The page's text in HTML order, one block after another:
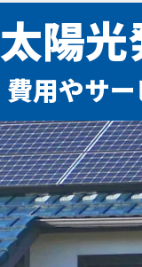
太陽
費用やサ